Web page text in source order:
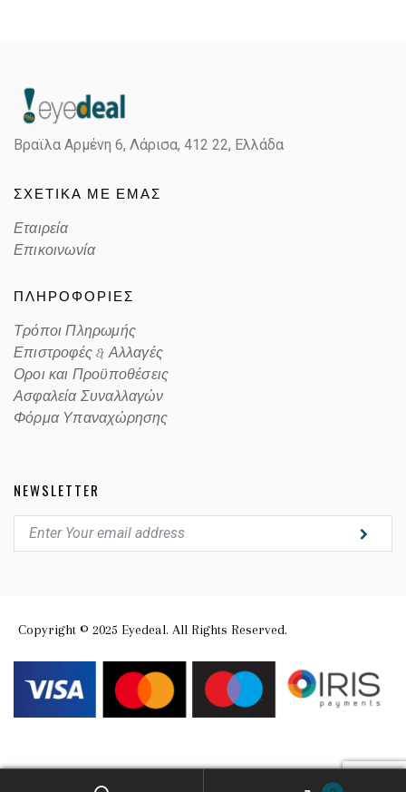
Color
Lens Color GRADIENT GREEN
Color code
Βραϊλα Αρμένη 6, Λάρισα, 412 22, Ελλάδα
ΣΧΕΤΙΚΑ ΜΕ ΕΜΑΣ
Εταιρεία
Επικοινωνία
ΠΛΗΡΟΦΟΡΙΕΣ
Τρόποι Πληρωμής
Επιστροφές & Αλλαγές
Οροι και Προϋποθέσεις
Ασφαλεία Συναλλαγών
Φόρμα Υπαναχώρησης
NEWSLETTER
Copyright © 2025 Eyedeal. All Rights Reserved.